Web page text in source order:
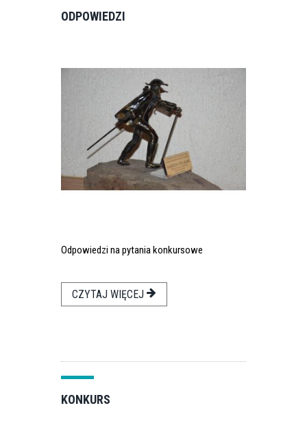
ODPOWIEDZI
Odpowiedzi na pytania konkursowe
CZYTAJ WIĘCEJ
KONKURS